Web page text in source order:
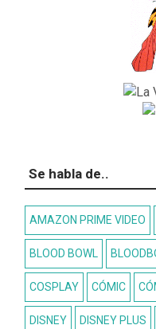
Se habla de..
AMAZON PRIME VIDEO
BLOOD BOWL
COSPLAY CÓMIC
DISNEY DISNEY PLUS